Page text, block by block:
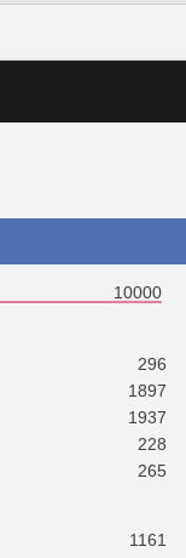
10000
296
1897
1937
228
265
1161